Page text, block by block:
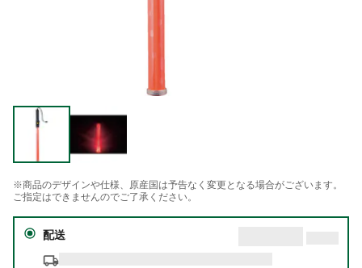
※商品のデザインや仕様、原産国は予告なく変更となる場合がございます。
ご指定はできませんのでご了承ください。
配送